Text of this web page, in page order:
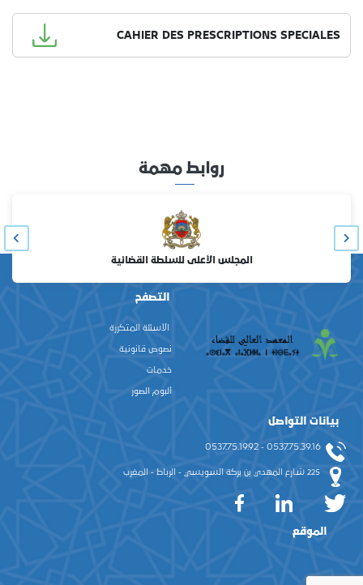
CAHIER DES PRESCRIPTIONS SPECIALES
روابط مهمة
المجلس الأعلى للسلطة القضائية
التصفح
الأسئلة المتكررة
نصوص قانونية
خدمات
ألبوم الصور
بيانات التواصل
0537.75.39.16 - 0537.75.19.92
225 شارع المهدي بن بركة السويسي - الرباط - المغرب
الموقع